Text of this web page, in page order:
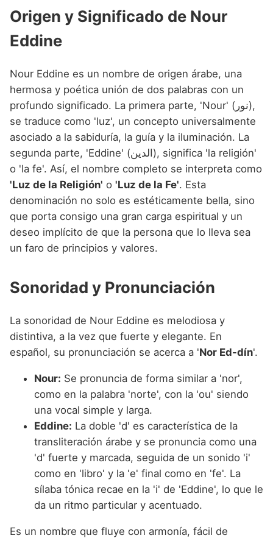
Nombres de niño que empiezan por Q
Nombres de niño que empiezan por S
Nombres de niño que empiezan por T
Nombres de niño que empiezan por U
Nombres de niño que empiezan por V
Nombres de niño que empiezan por W
Nombres de niño que empiezan por X
Nombres de niño que empiezan por Y
Nombres de niño que empiezan por Z
Nombres de Niño Rumanos
Origen y Significado de Nour
Eddine
Nour Eddine es un nombre de origen árabe, una
hermosa y poética unión de dos palabras con un
profundo significado. La primera parte, 'Nour' (نور),
se traduce como 'luz', un concepto universalmente
asociado a la sabiduría, la guía y la iluminación. La
segunda parte, 'Eddine' (الدين), significa 'la religión'
o 'la fe'. Así, el nombre completo se interpreta como
'Luz de la Religión' o 'Luz de la Fe'. Esta
denominación no solo es estéticamente bella, sino
que porta consigo una gran carga espiritual y un
deseo implícito de que la persona que lo lleva sea
un faro de principios y valores.
Sonoridad y Pronunciación
La sonoridad de Nour Eddine es melodiosa y
distintiva, a la vez que fuerte y elegante. En
español, su pronunciación se acerca a 'Nor Ed-dín'.
Nour: Se pronuncia de forma similar a 'nor',
como en la palabra 'norte', con la 'ou' siendo
una vocal simple y larga.
Eddine: La doble 'd' es característica de la
transliteración árabe y se pronuncia como una
'd' fuerte y marcada, seguida de un sonido 'i'
como en 'libro' y la 'e' final como en 'fe'. La
sílaba tónica recae en la 'i' de 'Eddine', lo que le
da un ritmo particular y acentuado.
Es un nombre que fluye con armonía, fácil de